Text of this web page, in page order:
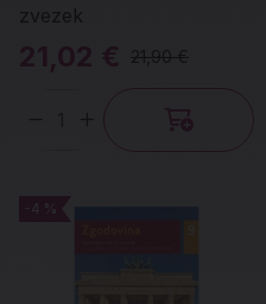
zvezek
21,02 € 21,90 €
Količina
-4 %
-4 %